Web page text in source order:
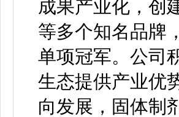
成果产业化，创
等多个知名品牌
单项冠军。公司
生态提供产业优
向发展，固体制